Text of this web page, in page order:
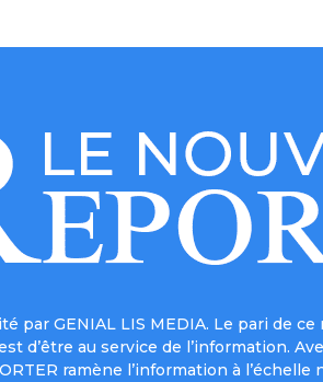
par GENIAL LIS MEDIA. Le pari de
d’être au service de l’information.
ramène l’information à